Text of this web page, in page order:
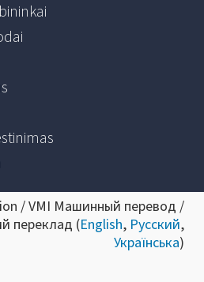
/ VMI Машинный перевод /
переклад (English, Русский,
Українська)